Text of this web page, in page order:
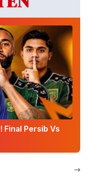
Final Persib Vs